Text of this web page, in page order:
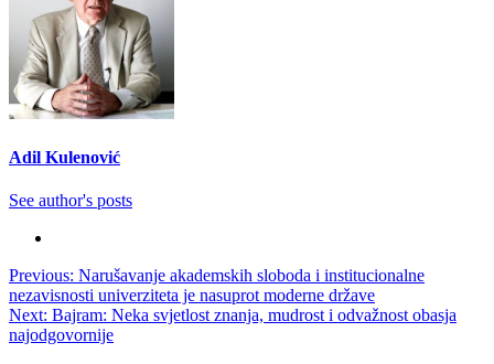
Adil Kulenović
See author's posts
Post
navigation
Previous: Narušavanje akademskih sloboda i institucionalne
nezavisnosti univerziteta je nasuprot moderne države
Next: Bajram: Neka svjetlost znanja, mudrost i odvažnost obasja
najodgovornije